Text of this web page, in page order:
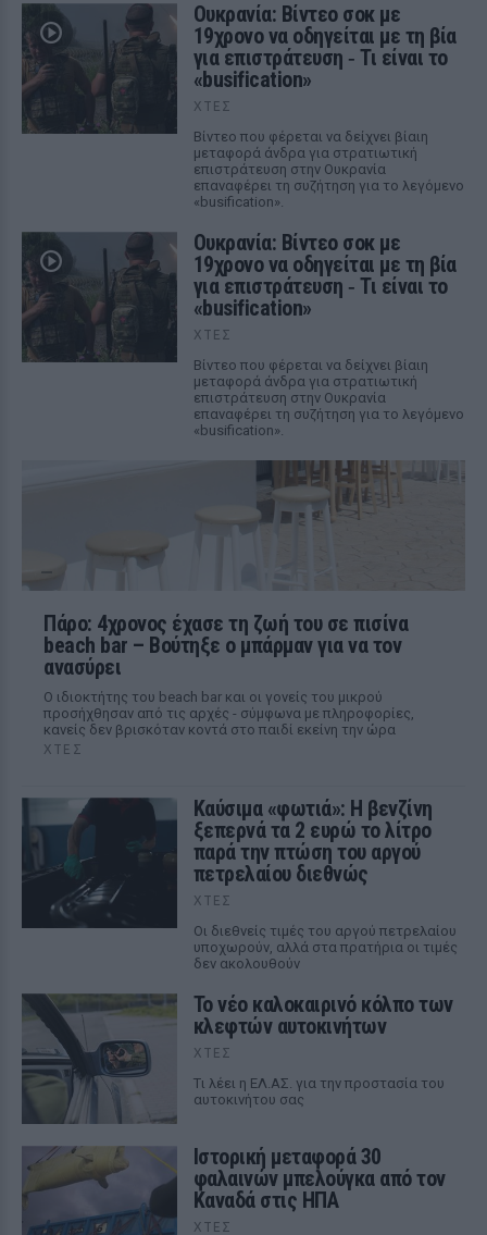
Ουκρανία: Βίντεο σοκ με
19χρονο να οδηγείται με τη βία
για επιστράτευση ‑ Τι είναι το
«busification»
ΧΤΕΣ
Βίντεο που φέρεται να δείχνει βίαιη
μεταφορά άνδρα για στρατιωτική
επιστράτευση στην Ουκρανία
επαναφέρει τη συζήτηση για το λεγόμενο
«busification».
Ουκρανία: Βίντεο σοκ με
19χρονο να οδηγείται με τη βία
για επιστράτευση ‑ Τι είναι το
«busification»
ΧΤΕΣ
Βίντεο που φέρεται να δείχνει βίαιη
μεταφορά άνδρα για στρατιωτική
επιστράτευση στην Ουκρανία
επαναφέρει τη συζήτηση για το λεγόμενο
«busification».
Πάρο: 4χρονος έχασε τη ζωή του σε πισίνα
beach bar – Βούτηξε ο μπάρμαν για να τον
ανασύρει
Ο ιδιοκτήτης του beach bar και οι γονείς του μικρού
προσήχθησαν από τις αρχές - σύμφωνα με πληροφορίες,
κανείς δεν βρισκόταν κοντά στο παιδί εκείνη την ώρα
ΧΤΕΣ
Καύσιμα «φωτιά»: Η βενζίνη
ξεπερνά τα 2 ευρώ το λίτρο
παρά την πτώση του αργού
πετρελαίου διεθνώς
ΧΤΕΣ
Οι διεθνείς τιμές του αργού πετρελαίου
υποχωρούν, αλλά στα πρατήρια οι τιμές
δεν ακολουθούν
Το νέο καλοκαιρινό κόλπο των
κλεφτών αυτοκινήτων
ΧΤΕΣ
Tι λέει η ΕΛ.ΑΣ. για την προστασία του
αυτοκινήτου σας
Ιστορική μεταφορά 30
φαλαινών μπελούγκα από τον
Καναδά στις ΗΠΑ
ΧΤΕΣ